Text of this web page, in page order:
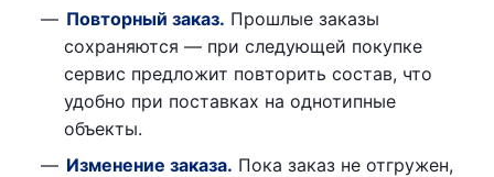
Повторный заказ. Прошлые заказы
сохраняются — при следующей покупке
сервис предложит повторить состав, что
удобно при поставках на однотипные
объекты.
Изменение заказа. Пока заказ не отгружен,